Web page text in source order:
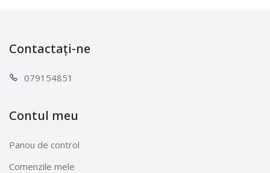
Contactați-ne
0791 54851
Contul meu
Panou de control
Comenzile mele